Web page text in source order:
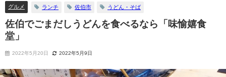
グルメ ランチ 佐伯市 うどん・そば
佐伯でごまだしうどんを食べるなら「味愉嬉食
堂」
2022年5月20日 2022年5月9日